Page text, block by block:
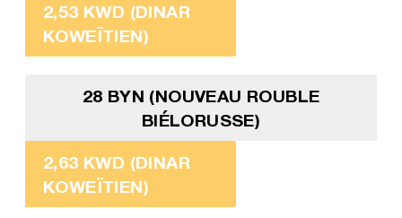
2,53 KWD (DINAR
KOWEÏTIEN)
28 BYN (NOUVEAU ROUBLE
BIÉLORUSSE)
2,63 KWD (DINAR
KOWEÏTIEN)